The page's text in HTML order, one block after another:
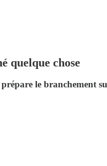
quelque chose
le branchement